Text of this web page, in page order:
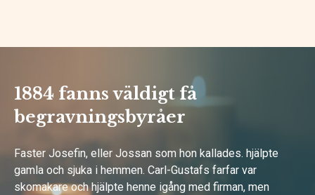
1884 fanns väldigt få
begravningsbyråer
Faster Josefin, eller Jossan som hon kallades. hjälpte
gamla och sjuka i hemmen. Carl-Gustafs farfar var
skomakare och hjälpte henne igång med firman, men